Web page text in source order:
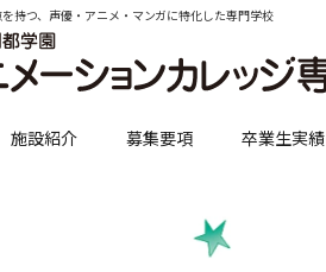
持つ、声優・アニメ・マンガに特化した専門学校
施設紹介 募集要項 卒業生実績